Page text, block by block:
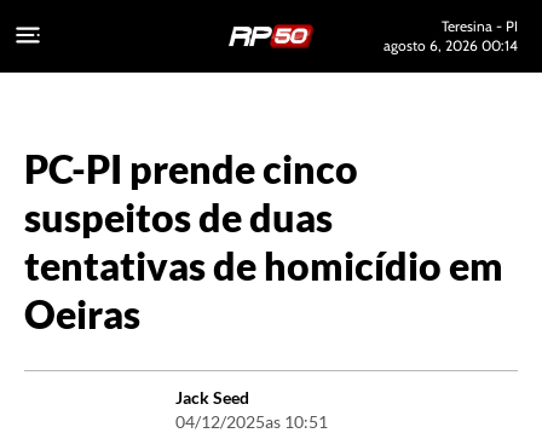
Teresina - PI
agosto 6, 2026 00:14
PC-PI prende cinco
suspeitos de duas
tentativas de homicídio em
Oeiras
Jack Seed
04/12/2025as 10:51